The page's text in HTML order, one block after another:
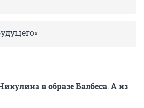
в образе Балбеса. А из